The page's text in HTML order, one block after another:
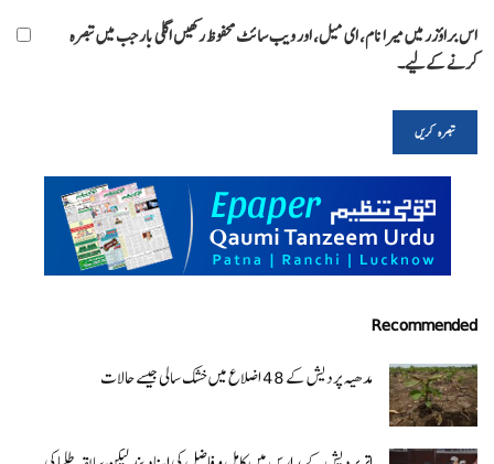
اس براؤزر میں میرا نام، ای میل، اور ویب سائٹ محفوظ رکھیں اگلی بار جب میں تبصرہ
کرنے کےلیے۔
Recommended
مدھیہ پردیش کے 48 اضلاع میں خشک سالی جیسے حالات